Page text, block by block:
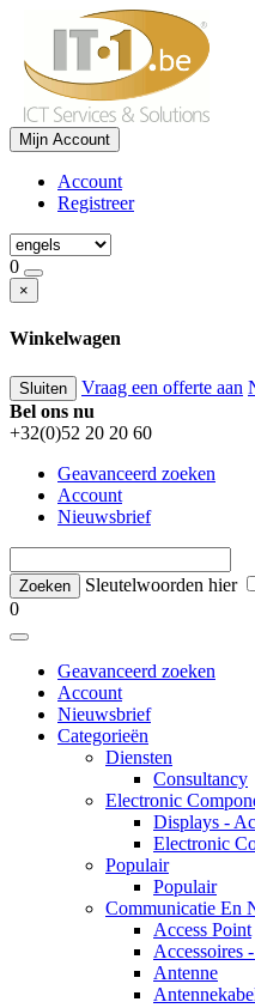
Mijn Account
Account
Registreer
0
×
Winkelwagen
Sluiten Vraag een offerte aan
Bel ons nu
+32(0)52 20 20 60
Geavanceerd zoeken
Account
Nieuwsbrief
Sleutelwoorden hier
0
Geavanceerd zoeken
Account
Nieuwsbrief
Categorieën
Diensten
Consultancy
Electronic
Displays -
Electronic
Populair
Populair
Communicatie En
Access Point
Accessoires
Antenne